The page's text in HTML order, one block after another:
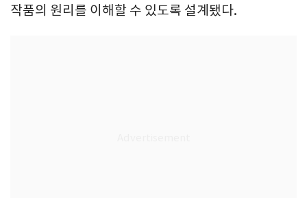
작품의 원리를 이해할 수 있도록 설계됐다.